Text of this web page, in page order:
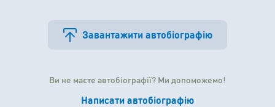
Завантажити автобіографію
Ви не маєте автобіографії? Ми допоможемо!
Написати автобіографію